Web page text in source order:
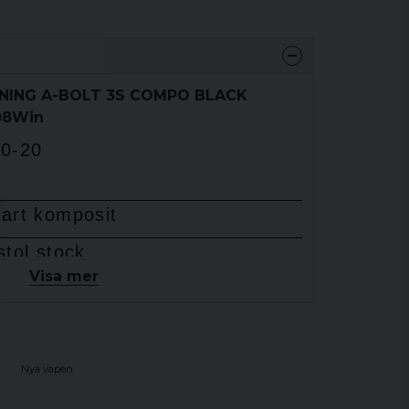
A-BOLT 3S COMPO BLACK
20
komposit
stock
Visa mer
Nya vapen